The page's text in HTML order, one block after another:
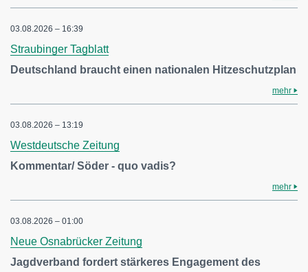
03.08.2026 – 16:39
Straubinger Tagblatt
Deutschland braucht einen nationalen Hitzeschutzplan
mehr
03.08.2026 – 13:19
Westdeutsche Zeitung
Kommentar/ Söder - quo vadis?
mehr
03.08.2026 – 01:00
Neue Osnabrücker Zeitung
Jagdverband fordert stärkeres Engagement des